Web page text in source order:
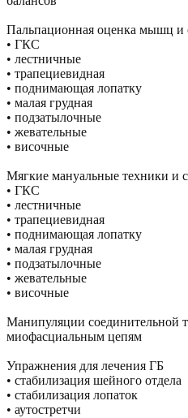
Пальпационная оценка мышц и
• ГКС
• лестничные
• трапециевидная
• поднимающая лопатку
• малая грудная
• подзатылочные
• жевательные
• височные
Мягкие мануальные техники и
• ГКС
• лестничные
• трапециевидная
• поднимающая лопатку
• малая грудная
• подзатылочные
• жевательные
• височные
Манипуляции соединительной
миофасциальным цепям
Упражнения для лечения ГБ
• стабилизация шейного отдела
• стабилизация лопаток
• аутостретчи